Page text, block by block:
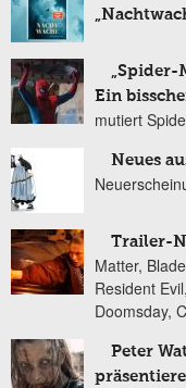
„Spider-
Ein
mutiert
Neues
Trailer-
Matter,
Resident
Doomsday,
Peter